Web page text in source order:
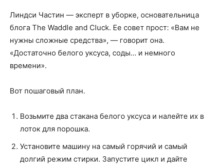
Линдси Частин — эксперт в уборке, основательница
блога The Waddle and Cluck. Ее совет прост: «Вам не
нужны сложные средства», — говорит она.
«Достаточно белого уксуса, соды… и немного
времени».
Вот пошаговый план.
Возьмите два стакана белого уксуса и налейте их в
лоток для порошка.
Установите машину на самый горячий и самый
долгий режим стирки. Запустите цикл и дайте